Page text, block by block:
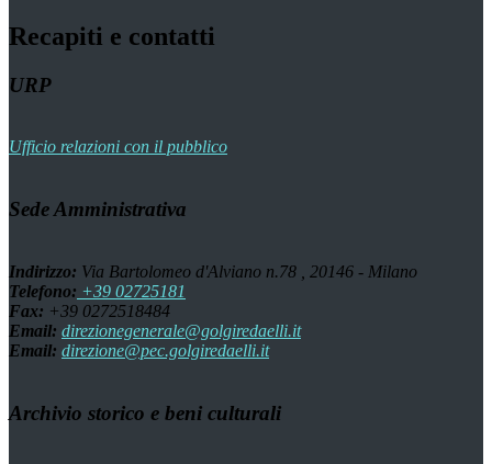
Recapiti e contatti
URP
Ufficio relazioni con il pubblico
Sede Amministrativa
Indirizzo: Via Bartolomeo d'Alviano n.78 , 20146 - Milano
Telefono: +39 02725181
Fax: +39 0272518484
Email: direzionegenerale@golgiredaelli.it
Email: direzione@pec.golgiredaelli.it
Archivio storico e beni culturali